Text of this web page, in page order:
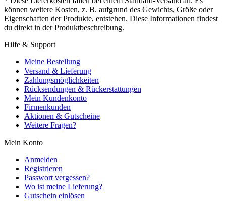
können weitere Kosten, z. B. aufgrund des Gewichts, Größe oder
Eigenschaften der Produkte, entstehen. Diese Informationen findest
du direkt in der Produktbeschreibung.
Hilfe & Support
Meine Bestellung
Versand & Lieferung
Zahlungsmöglichkeiten
Rücksendungen & Rückerstattungen
Mein Kundenkonto
Firmenkunden
Aktionen & Gutscheine
Weitere Fragen?
Mein Konto
Anmelden
Registrieren
Passwort vergessen?
Wo ist meine Lieferung?
Gutschein einlösen